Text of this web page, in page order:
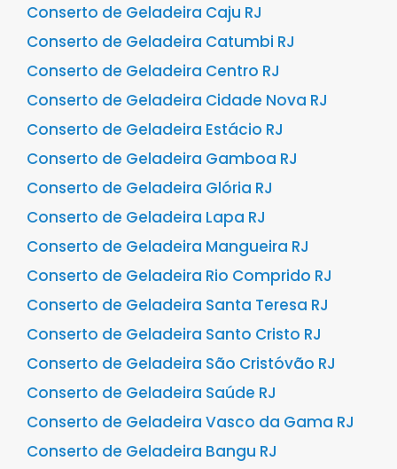
Conserto de Geladeira Caju RJ
Conserto de Geladeira Catumbi RJ
Conserto de Geladeira Centro RJ
Conserto de Geladeira Cidade Nova RJ
Conserto de Geladeira Estácio RJ
Conserto de Geladeira Gamboa RJ
Conserto de Geladeira Glória RJ
Conserto de Geladeira Lapa RJ
Conserto de Geladeira Mangueira RJ
Conserto de Geladeira Rio Comprido RJ
Conserto de Geladeira Santa Teresa RJ
Conserto de Geladeira Santo Cristo RJ
Conserto de Geladeira São Cristóvão RJ
Conserto de Geladeira Saúde RJ
Conserto de Geladeira Vasco da Gama RJ
Conserto de Geladeira Bangu RJ